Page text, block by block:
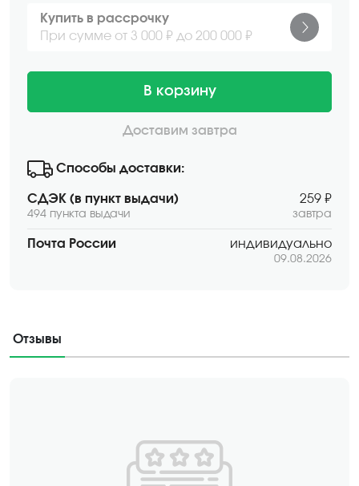
Купить в рассрочку
При сумме от 3 000 ₽ до 200 000 ₽
В корзину
Доставим завтра
Способы доставки:
СДЭК (в пункт выдачи)
494 пункта выдачи
259 ₽
завтра
Почта России индивидуально
09.08.2026
Отзывы